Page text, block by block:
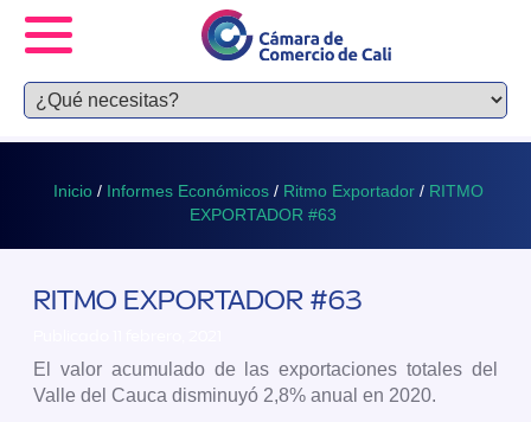
Inicio / Informes Económicos / Ritmo Exportador / RITMO
EXPORTADOR #63
RITMO EXPORTADOR #63
El valor acumulado de las exportaciones totales del
Valle del Cauca disminuyó 2,8% anual en 2020.